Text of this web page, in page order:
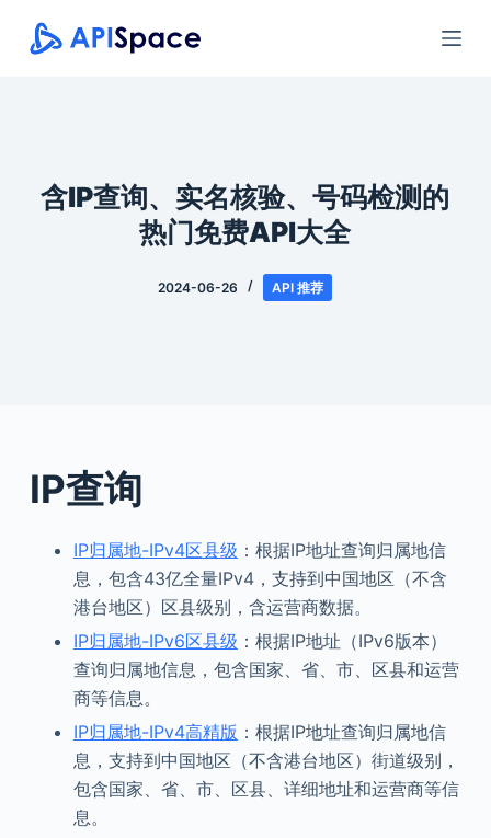
跳
过
含IP查询、实名核验、号码检测的
热门免费API大全
2024-06-26 API 推荐
IP查询
IP归属地-IPv4区县级 ：根据IP地址查询归属地信
息，包含43亿全量IPv4，支持到中国地区（不含
港台地区）区县级别，含运营商数据。
IP归属地-IPv6区县级 ：根据IP地址（IPv6版本）
查询归属地信息，包含国家、省、市、区县和运营
商等信息。
IP归属地-IPv4高精版 ：根据IP地址查询归属地信
息，支持到中国地区（不含港台地区）街道级别，
包含国家、省、市、区县、详细地址和运营商等信
息。